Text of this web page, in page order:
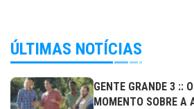
ÚLTIMAS NOTÍCIAS
GENTE GRANDE 3 ::
MOMENTO SOBRE A